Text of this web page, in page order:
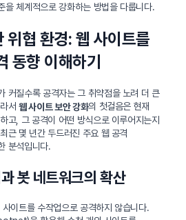
을 체계적으로 강화하는 방법을 다룹니다.
위협 환경: 웹 사이트를
동향 이해하기
커질수록 공격자는 그 취약점을 노려 더 큰
라서웹 사이트 보안 강화의 첫걸음은 현재
고, 그 공격이 어떤 방식으로 이루어지는지
근 몇 년간 두드러진 주요 웹 공격
분석입니다.
봇 네트워크의 확산
이트를 수작업으로 공격하지 않습니다.